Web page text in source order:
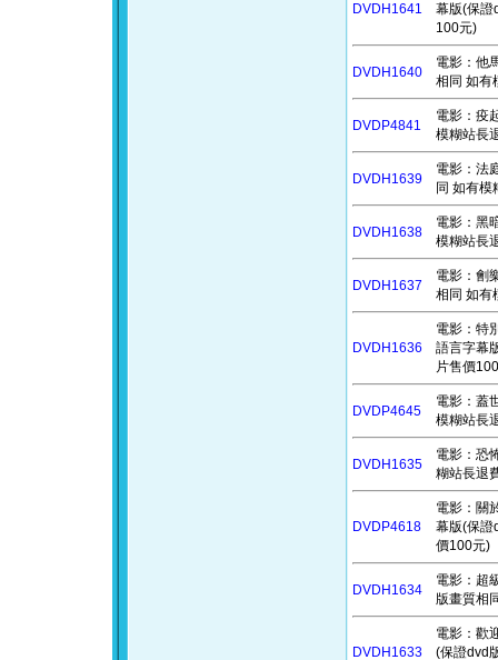
DVDH1641
幕版(保證
100元)
DVDH1640
電影：他
相同 如有
DVDP4841
電影：疫
模糊站長
DVDH1639
電影：法
同 如有
DVDH1638
電影：黑
模糊站長
DVDH1637
電影：劊
相同 如有
DVDH1636
電影：特
語言字幕
片售價
DVDP4645
電影：蓋
模糊站長
DVDH1635
電影：恐
糊站長退
DVDP4618
電影：關
幕版(保證
價100元)
DVDH1634
電影：超
版畫質相
DVDH1633
電影：歡
(保證dvd